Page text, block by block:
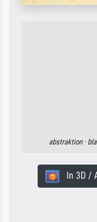
abstraktion ·
In 3D /